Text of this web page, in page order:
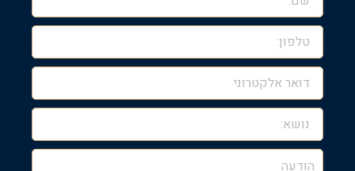
טלפון:
דואר
אלקטרוני
נושא:
הודעה